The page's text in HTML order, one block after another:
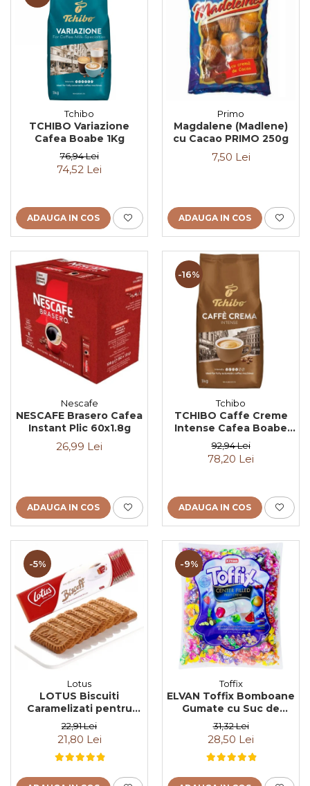
Tchibo
TCHIBO Variazione
Cafea Boabe 1Kg
76,94 Lei
74,52 Lei
ADAUGA IN COS
Primo
Magdalene (Madlene)
cu Cacao PRIMO 250g
7,50 Lei
ADAUGA IN COS
Nescafe
NESCAFE Brasero Cafea
Instant Plic 60x1.8g
26,99 Lei
ADAUGA IN COS
-16%
Tchibo
TCHIBO Caffe Creme
Intense Cafea Boabe
1kg
92,94 Lei
78,20 Lei
ADAUGA IN COS
-5%
Lotus
LOTUS Biscuiti
Caramelizati pentru
Cafea, Ambalati
Individual 50buc 312.5g
22,91 Lei
21,80 Lei
-9%
Toffix
ELVAN Toffix Bomboane
Gumate cu Suc de
Fructe 1Kg
31,32 Lei
28,50 Lei